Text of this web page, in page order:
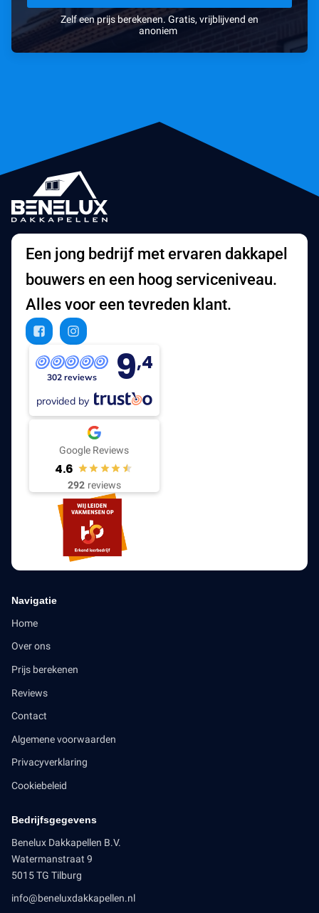
Zelf een prijs berekenen. Gratis, vrijblijvend en
anoniem
Een jong bedrijf met ervaren dakkapel
bouwers en een hoog serviceniveau.
Alles voor een tevreden klant.
302 reviews 9,4
provided by
Google Reviews
4.6
292 reviews
Navigatie
Home
Over ons
Prijs berekenen
Reviews
Contact
Algemene voorwaarden
Privacyverklaring
Cookiebeleid
Bedrijfsgegevens
Benelux Dakkapellen B.V.
Watermanstraat 9
5015 TG Tilburg
info@beneluxdakkapellen.nl